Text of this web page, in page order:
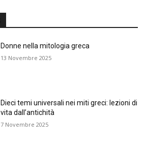
Donne nella mitologia greca
13 Novembre 2025
Dieci temi universali nei miti greci: lezioni di
vita dall’antichità
7 Novembre 2025